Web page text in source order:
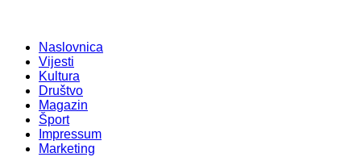
Naslovnica
Vijesti
Kultura
Društvo
Magazin
Šport
Impressum
Marketing